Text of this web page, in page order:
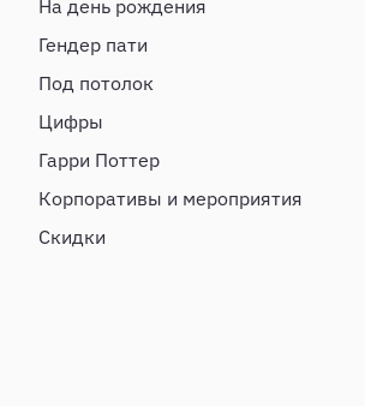
На день рождения
Гендер пати
Под потолок
Цифры
Гарри Поттер
Корпоративы и мероприятия
Скидки